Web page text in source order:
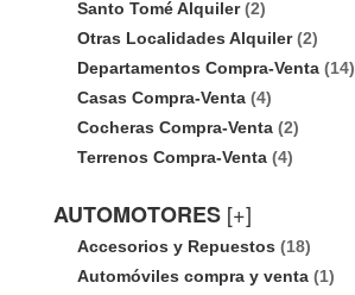
Santo Tomé Alquiler(2)
Otras Localidades Alquiler(2)
Departamentos Compra-Venta (14)
Casas Compra-Venta (4)
Cocheras Compra-Venta (2)
Terrenos Compra-Venta (4)
AUTOMOTORES [+]
Accesorios y Repuestos (18)
Automóviles compra y venta (1)